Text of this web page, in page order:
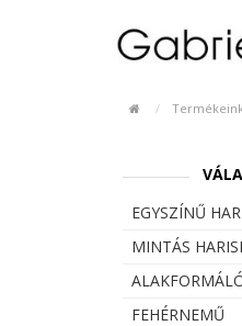
EGYSZÍNŰ
MINTÁS
FEHÉRNEMŰ